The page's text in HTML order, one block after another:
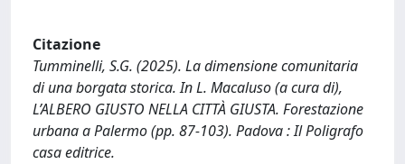
Citazione
Tumminelli, S.G. (2025). La dimensione comunitaria
di una borgata storica. In L. Macaluso (a cura di),
L’ALBERO GIUSTO NELLA CITTÀ GIUSTA. Forestazione
urbana a Palermo (pp. 87-103). Padova : Il Poligrafo
casa editrice.